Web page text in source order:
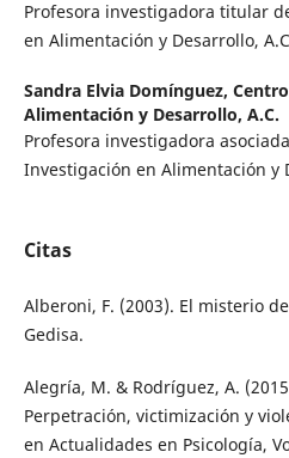
Profesora investigadora titular
en Alimentación y Desarrollo,
Sandra Elvia Domínguez,
Alimentación y Desarrollo, A.C.
Profesora investigadora
Investigación en Alimentación y
Citas
Alberoni, F. (2003). El misterio
Gedisa.
Alegría, M. & Rodríguez, A.
Perpetración, victimización y
en Actualidades en Psicología,